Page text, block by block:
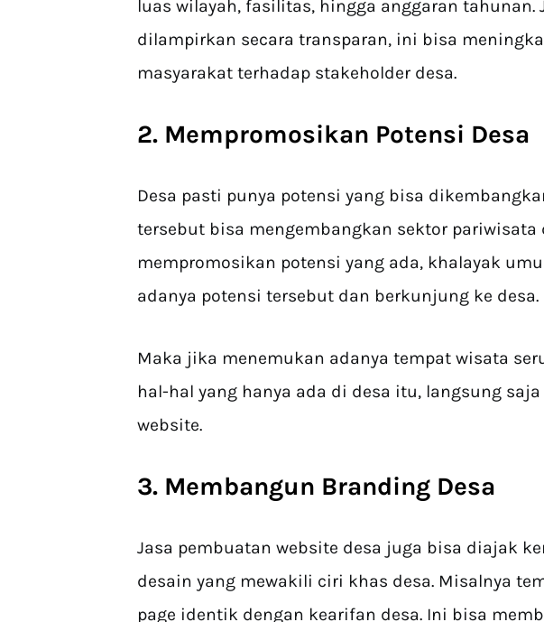
luas wilayah, fasilitas, hingga anggaran
dilampirkan secara transparan, ini bisa
masyarakat terhadap stakeholder desa.
2. Mempromosikan Potensi Desa
Desa pasti punya potensi yang bisa
tersebut bisa mengembangkan sektor pariwisata
mempromosikan potensi yang ada, khalayak
adanya potensi tersebut dan berkunjung ke desa.
Maka jika menemukan adanya tempat wisata
hal-hal yang hanya ada di desa itu, langsung
website.
3. Membangun Branding Desa
Jasa pembuatan website desa juga bisa diajak
desain yang mewakili ciri khas desa. Misalnya
page identik dengan kearifan desa. Ini bisa